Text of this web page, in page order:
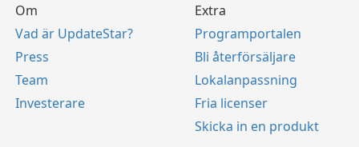
Om
Vad är UpdateStar?
Press
Team
Investerare
Extra
Programportalen
Bli återförsäljare
Lokalanpassning
Fria licenser
Skicka in en produkt